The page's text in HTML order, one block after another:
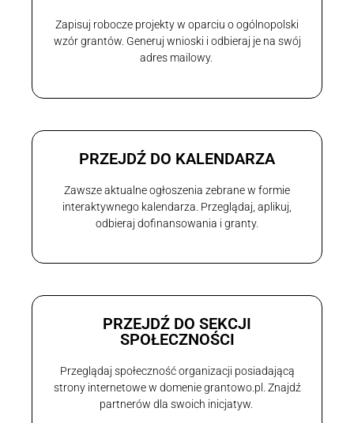
Zapisuj robocze projekty w oparciu o ogólnopolski
wzór grantów. Generuj wnioski i odbieraj je na swój
adres mailowy.
PRZEJDŹ DO KALENDARZA
Zawsze aktualne ogłoszenia zebrane w formie
interaktywnego kalendarza. Przeglądaj, aplikuj,
odbieraj dofinansowania i granty.
PRZEJDŹ DO SEKCJI
SPOŁECZNOŚCI
Przeglądaj społeczność organizacji posiadającą
strony internetowe w domenie grantowo.pl. Znajdź
partnerów dla swoich inicjatyw.